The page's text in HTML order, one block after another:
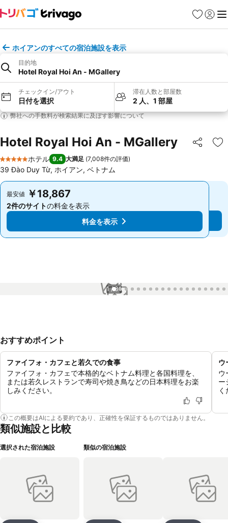
お気に入り
ログイ
メ
ホイアンのすべての宿泊施設を表示
目的地
Hotel Royal Hoi An - MGallery
チェックイン/アウト
日付を選択
滞在人数と部屋数
2 人、1 部屋
弊社への手数料が検索結果に及ぼす影響について
Hotel Royal Hoi An - MGallery シェア
お
5 ホテルのランク
ホテル 9.4 大満足 (7,008件の評価)
39 Đào Duy Từ, ホイアン, ベトナム
最安値 ￥18,867
2件のサイトの料金を表示
料金を表示
最安値 ￥18,867
2件のサイトの料金を表示
料金を表示
1 / 31
おすすめポイント
ファイフォ・カフェと若久での食事
ファイフォ・カフェで本格的なベトナム料理と各国料理を、
または若久レストランで寿司や焼き鳥などの日本料理をお楽
しみください。
ウ
ウ
ー
この概要はAIによる要約であり、正確性を保証するものではありません。
類似施設と比較
選択された宿泊施設 類似の宿泊施設